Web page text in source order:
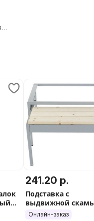
241.20 р.
Подставка с
выдвижной
ML-21-80 ВСК
Онлайн-заказ